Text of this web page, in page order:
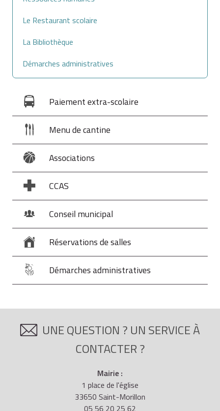
(ditsservices réguliers), les invendus, les retours..
Le Restaurant scolaire
La Bibliothèque
Démarches administratives
Paiement extra-scolaire
Menu de cantine
Associations
CCAS
Conseil municipal
Réservations de salles
Démarches administratives
UNE QUESTION ? UN SERVICE À
CONTACTER ?
Mairie :
1 place de l'église
33650 Saint-Morillon